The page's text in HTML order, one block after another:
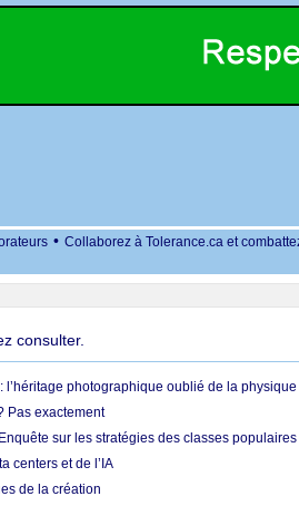
• Collaborez à Tolerance.ca et
consulter.
photographique oublié de la
Pas exactement
sur les stratégies des classes populaires
centers et de l’IA
de la création